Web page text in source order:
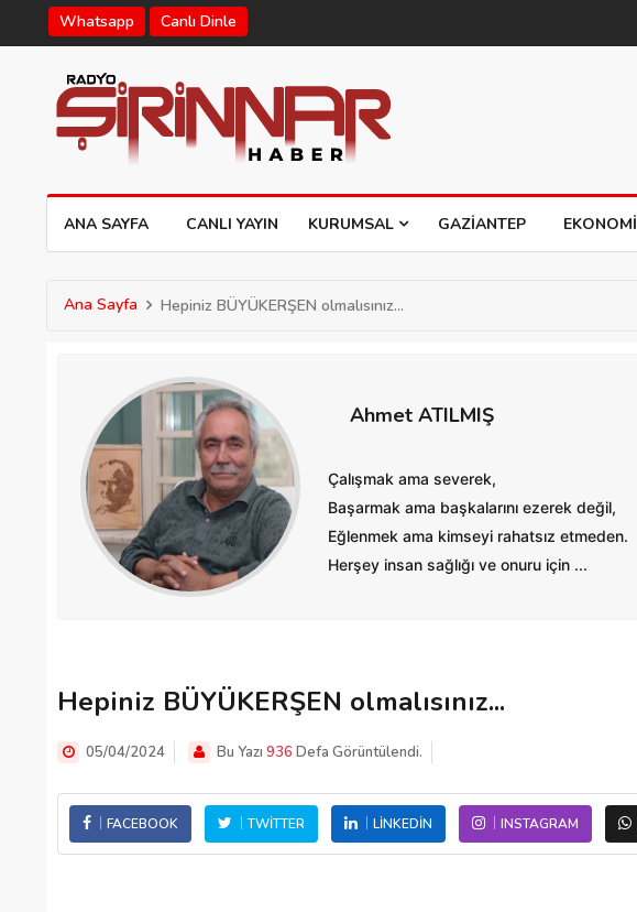
Whatsapp Canlı Dinle
ANA SAYFA CANLI YAYIN KURUMSAL GAZIANTEP EKONOMI
Ana Sayfa Hepiniz BÜYÜKERŞEN olmalısınız...
Ahmet ATILMIŞ
Çalışmak ama severek,
Başarmak ama başkalarını ezerek değil,
Eğlenmek ama kimseyi rahatsız etmeden.
Herşey insan sağlığı ve onuru için ...
Hepiniz BÜYÜKERŞEN olmalısınız...
05/04/2024 Bu Yazı 936 Defa Görüntülendi.
FACEBOOK TWITTER LINKEDIN INSTAGRAM